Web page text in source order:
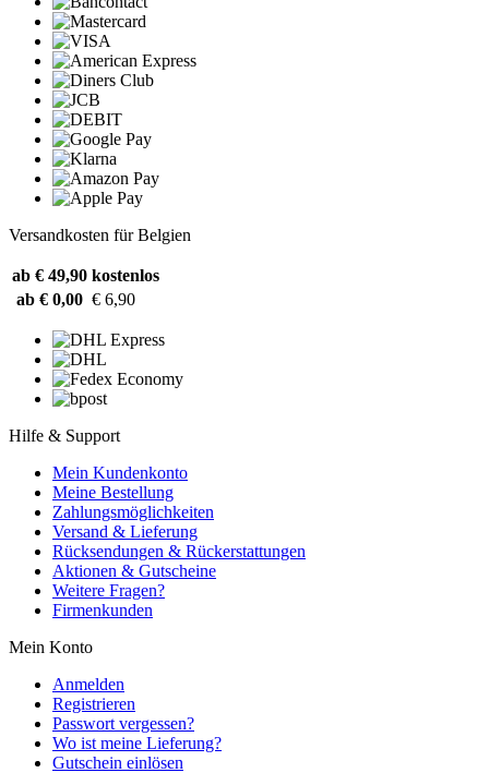
Versandkosten für Belgien
ab € 49,90 kostenlos
ab € 0,00 € 6,90
Hilfe & Support
Mein Kundenkonto
Meine Bestellung
Zahlungsmöglichkeiten
Versand & Lieferung
Rücksendungen & Rückerstattungen
Aktionen & Gutscheine
Weitere Fragen?
Firmenkunden
Mein Konto
Anmelden
Registrieren
Passwort vergessen?
Wo ist meine Lieferung?
Gutschein einlösen